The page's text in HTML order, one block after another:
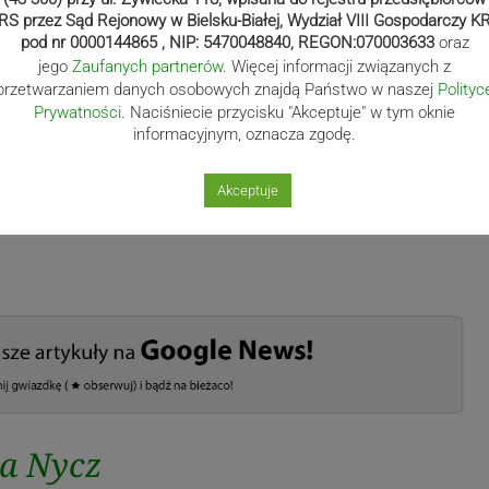
Nycz
przez Sąd Rejonowy w Bielsku-Białej, Wydział VIII Gospodarczy
pod nr 0000144865 , NIP: 5470048840, REGON:070003633 oraz
jego Zaufanych partnerów. Więcej informacji związanych z
danych osobowych znajdą Państwo w naszej
Prywatności . Naciśniecie przycisku "Akceptuje" w tym oknie
informacyjnym, oznacza zgodę.
Akceptuje